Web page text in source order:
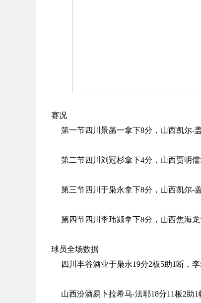
赛况
第一节四川景菡一拿下8分，山西凯尔-
第二节四川刘冠杉拿下4分，山西贾明
第三节四川于枭永拿下8分，山西凯尔-
第四节四川李玮颢拿下8分，山西焦海
球员全场数据
四川丰谷酒业于枭永19分2板5助1断，
山西汾酒易卜拉希马-法耶18分11板2助